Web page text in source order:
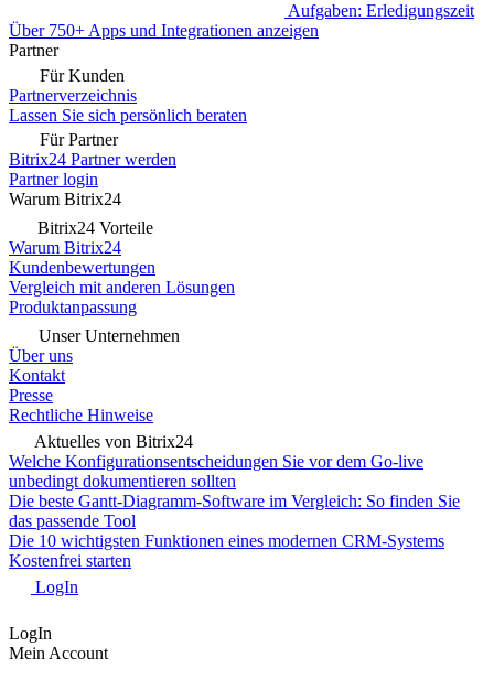
Aufgaben: Erledigungszeit
Über 750+ Apps und Integrationen anzeigen
Partner
Für Kunden
Partnerverzeichnis
Lassen Sie sich persönlich beraten
Für Partner
Bitrix24 Partner werden
Partner login
Warum Bitrix24
Bitrix24 Vorteile
Warum Bitrix24
Kundenbewertungen
Vergleich mit anderen Lösungen
Produktanpassung
Unser Unternehmen
Über uns
Kontakt
Presse
Rechtliche Hinweise
Aktuelles von Bitrix24
Welche Konfigurationsentscheidungen Sie vor dem Go-live
unbedingt dokumentieren sollten
Die beste Gantt-Diagramm-Software im Vergleich: So finden Sie
das passende Tool
Die 10 wichtigsten Funktionen eines modernen CRM-Systems
Kostenfrei starten
LogIn
LogIn
Mein Account